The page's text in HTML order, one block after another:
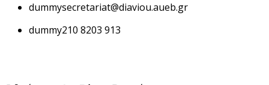
dummysecretariat@diaviou.aueb.gr
dummy210 8203 913